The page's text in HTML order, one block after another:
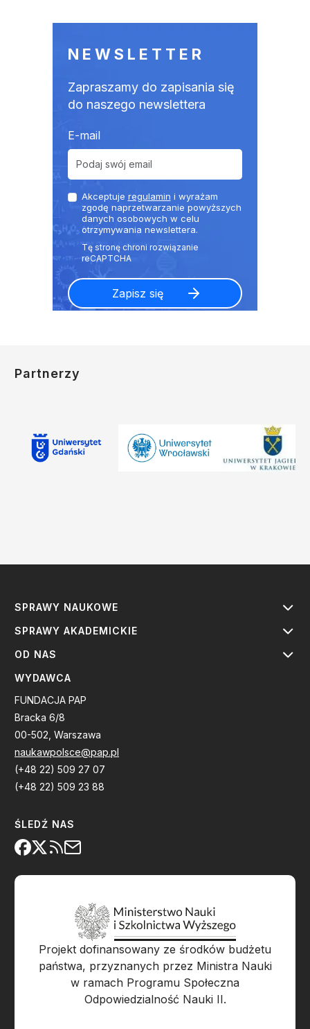
NEWSLETTER
Zapraszamy do zapisania się
do naszego newslettera
E-mail
Akceptuje regulamin i wyrażam
zgodę naprzetwarzanie powyższych
danych osobowych w celu
otrzymywania newslettera.
Partnerzy
SPRAWY NAUKOWE
SPRAWY AKADEMICKIE
OD NAS
WYDAWCA
FUNDACJA PAP
Bracka 6/8
00-502, Warszawa
naukawpolsce@pap.pl
(+48 22) 509 27 07
(+48 22) 509 23 88
ŚLEDŹ NAS
Projekt dofinansowany ze środków budżetu
państwa, przyznanych przez Ministra Nauki
w ramach Programu Społeczna
Odpowiedzialność Nauki II.